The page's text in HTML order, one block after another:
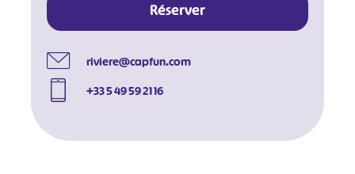
Réserver
riviere@capfun.com
+33 5 49 59 21 16